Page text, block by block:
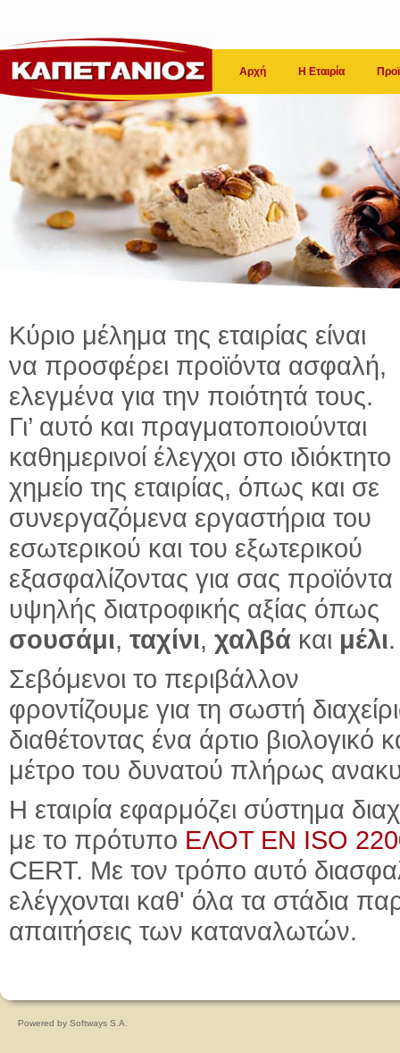
Αρχή Η Εταιρία
Κύριο μέλημα της εταιρίας είναι
να προσφέρει προϊόντα ασφαλή,
ελεγμένα για την ποιότητά τους.
Γι’ αυτό και πραγματοποιούνται
καθημερινοί έλεγχοι στο ιδιόκτητο
χημείο της εταιρίας, όπως και σε
συνεργαζόμενα εργαστήρια του
εσωτερικού και του εξωτερικού
εξασφαλίζοντας για σας προϊόντα
υψηλής διατροφικής αξίας όπως
σουσάμι, ταχίνι, χαλβά και μέλι.
Σεβόμενοι το περιβάλλον
φροντίζουμε για τη σωστή
διαθέτοντας ένα άρτιο
μέτρο του δυνατού πλήρως
Η εταιρία εφαρμόζει σύστημα
με το πρότυπο ΕΛΟΤ ΕΝ ISO
CERT. Με τον τρόπο αυτό
ελέγχονται καθ' όλα τα στάδια
απαιτήσεις των καταναλωτών.
Powered by Softways S.A.